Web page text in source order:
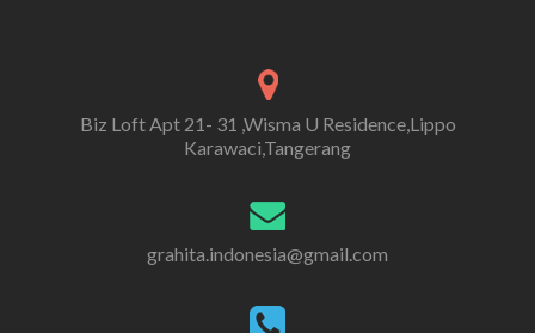
Biz Loft Apt 21- 31 ,Wisma U Residence,Lippo
Karawaci,Tangerang
grahita.indonesia@gmail.com